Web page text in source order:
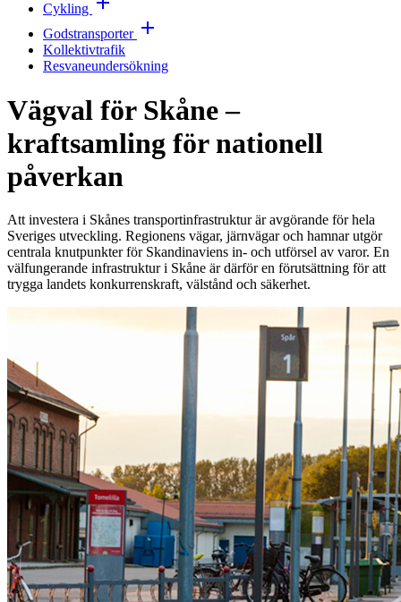
Cykling
Godstransporter
Kollektivtrafik
Resvaneundersökning
Vägval för Skåne –
kraftsamling för nationell
påverkan
Att investera i Skånes transportinfrastruktur är avgörande för hela
Sveriges utveckling. Regionens vägar, järnvägar och hamnar utgör
centrala knutpunkter för Skandinaviens in- och utförsel av varor. En
välfungerande infrastruktur i Skåne är därför en förutsättning för att
trygga landets konkurrenskraft, välstånd och säkerhet.